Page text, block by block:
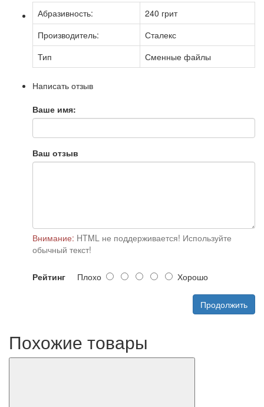
Абразивность:
240 грит
Производитель:
Сталекс
Тип
Сменные файлы
Написать отзыв
Ваше имя:
Ваш отзыв
Внимание: HTML не поддерживается! Используйте
обычный текст!
Рейтинг Плохо Хорошо
Продолжить
Похожие товары